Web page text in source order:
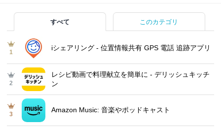
すべて このカテゴリ
1
iシェアリング - 位置情報共有 GPS 電話 追跡アプリ
2
レシピ動画で料理献立を簡単‪に - デリッシュキッチ
ン
3
Amazon Music: 音楽やポッドキャスト